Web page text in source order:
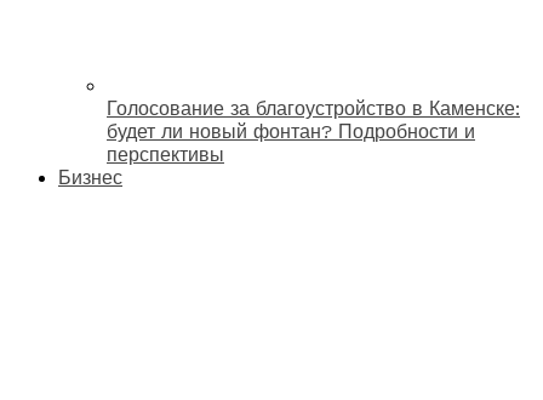
Голосование за благоустройство в Каменске:
будет ли новый фонтан? Подробности и
перспективы
Бизнес